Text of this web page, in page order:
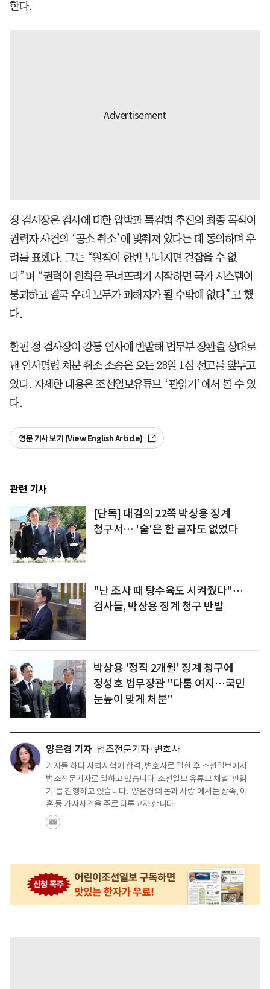
한다.
정 검사장은 검사에 대한 압박과 특검법 추진의 최종 목적이
권력자 사건의 ‘공소 취소’에 맞춰져 있다는 데 동의하며 우
려를 표했다. 그는 “원칙이 한번 무너지면 걷잡을 수 없
다”며 “권력이 원칙을 무너뜨리기 시작하면 국가 시스템이
붕괴하고 결국 우리 모두가 피해자가 될 수밖에 없다”고 했
다.
한편 정 검사장이 강등 인사에 반발해 법무부 장관을 상대로
낸 인사명령 처분 취소 소송은 오는 28일 1심 선고를 앞두고
있다. 자세한 내용은 조선일보유튜브 ‘판읽기’에서 볼 수 있
다.
영문 기사 보기 (View English Article)
관련 기사
[단독] 대검의 22쪽 박상용 징계
청구서… '술'은 한 글자도 없었다
"난 조사 때 탕수육도 시켜줬다"…
검사들, 박상용 징계 청구 반발
박상용 '정직 2개월' 징계 청구에
정성호 법무장관 "다툼 여지…국민
눈높이 맞게 처분"
양은경 기자 법조전문기자·변호사
기자를 하다 사법시험에 합격, 변호사로 일한 후 조선일보에서
법조전문기자로 일하고 있습니다. 조선일보 유튜브 채널 '판읽
기'를 진행하고 있습니다. '양은경의 돈과 사랑'에서는 상속, 이
혼 등 가사사건을 주로 다루고자 합니다.